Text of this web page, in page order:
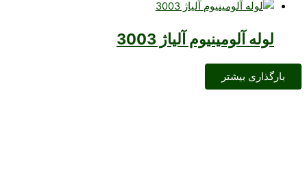
لوله آلومینیوم آلیاژ 3003
بارگذاری بیشتر